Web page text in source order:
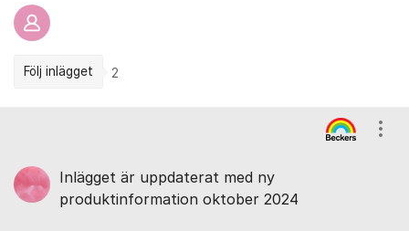
Följ inlägget 2
Inlägget är uppdaterat med ny
produktinformation oktober 2024